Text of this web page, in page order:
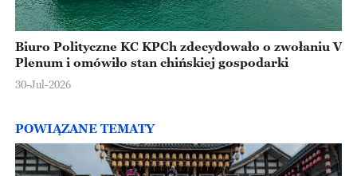
Biuro Polityczne KC KPCh zdecydowało o zwołaniu V
Plenum i omówiło stan chińskiej gospodarki
30-Jul-2026
POWIĄZANE TEMATY